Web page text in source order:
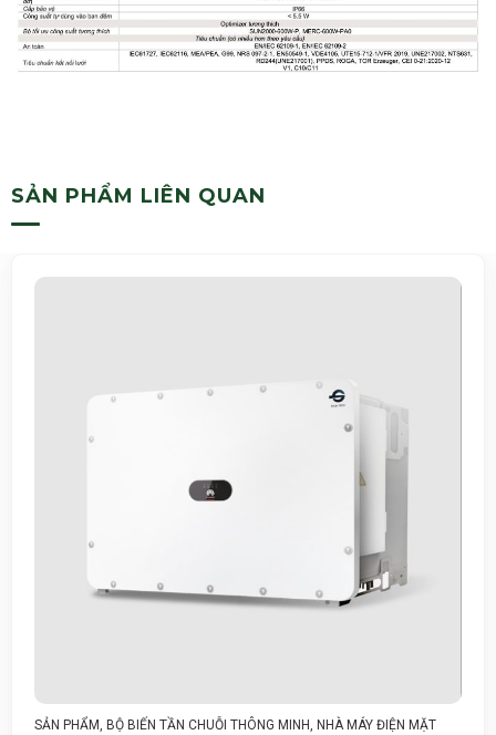
SẢN PHẨM LIÊN QUAN
SẢN PHẨM,BỘ BIẾN TẦN CHUỖI THÔNG MINH,THƯƠNG MẠI &